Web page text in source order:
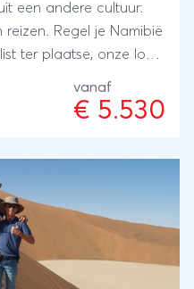
een andere cultuur:
Regel je Namibië
ter plaatse, onze local
en lokaal.
vanaf
€ 5.530